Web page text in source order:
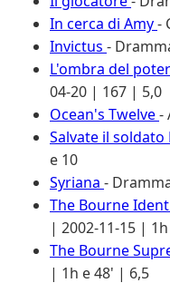
In cerca di Amy-
Invictus -
L'ombra del
04-20 | 167 | 5,0
Ocean's Twelve-
Salvate il soldato
e 10
Syriana -
The Bourne
| 2002-11-15 |
The Bourne
| 1h e 48' | 6,5